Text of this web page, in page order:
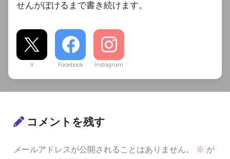
せんがぼけるまで書き続けます。
X Facebook Instagram
コメントを残す
メールアドレスが公開されることはありません。 ※ が